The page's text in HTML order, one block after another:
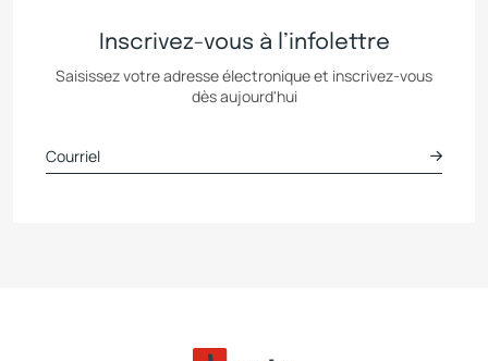
Inscrivez-vous à l’infolettre
Saisissez votre adresse électronique et inscrivez-vous
dès aujourd'hui